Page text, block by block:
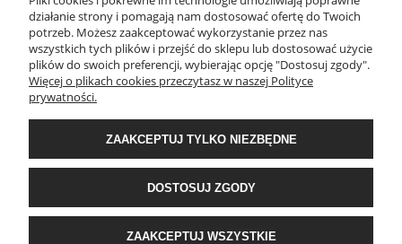
INFORMACJE
PŁATNOŚCI I DOSTAWA
O NAS
POPULARNE KATEGORIE
Krakowska 201, 34-124 Klecza Dolna, woj. małopolskie | e-mail:
działanie strony i pomagają nam dostosować ofertę do Twoich
potrzeb. Możesz zaakceptować wykorzystanie przez nas
wszystkich tych plików i przejść do sklepu lub dostosować użycie
plików do swoich preferencji, wybierając opcję "Dostosuj zgody".
Więcej o plikach cookies przeczytasz w naszej Polityce
prywatności.
ZAAKCEPTUJ TYLKO NIEZBĘDNE
DOSTOSUJ ZGODY
ZAAKCEPTUJ WSZYSTKIE